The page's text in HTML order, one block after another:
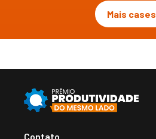
Mais cases
Contato